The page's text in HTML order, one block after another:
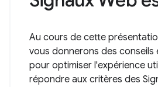
Au cours de cette
vous donnerons des conseils
pour optimiser l'expérience
répondre aux critères des